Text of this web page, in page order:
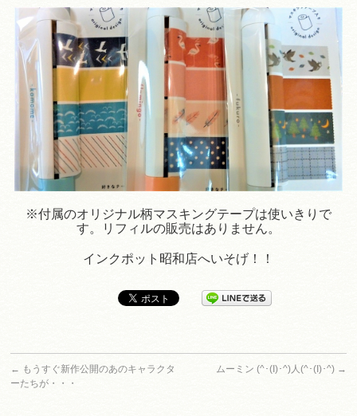
※付属のオリジナル柄マスキングテープは使いきりで
す。リフィルの販売はありません。
インクポット昭和店へいそげ！！
← もうすぐ新作公開のあのキャラクタ
ーたちが・・・
ムーミン (^･(I)･^)人(^･(I)･^) →